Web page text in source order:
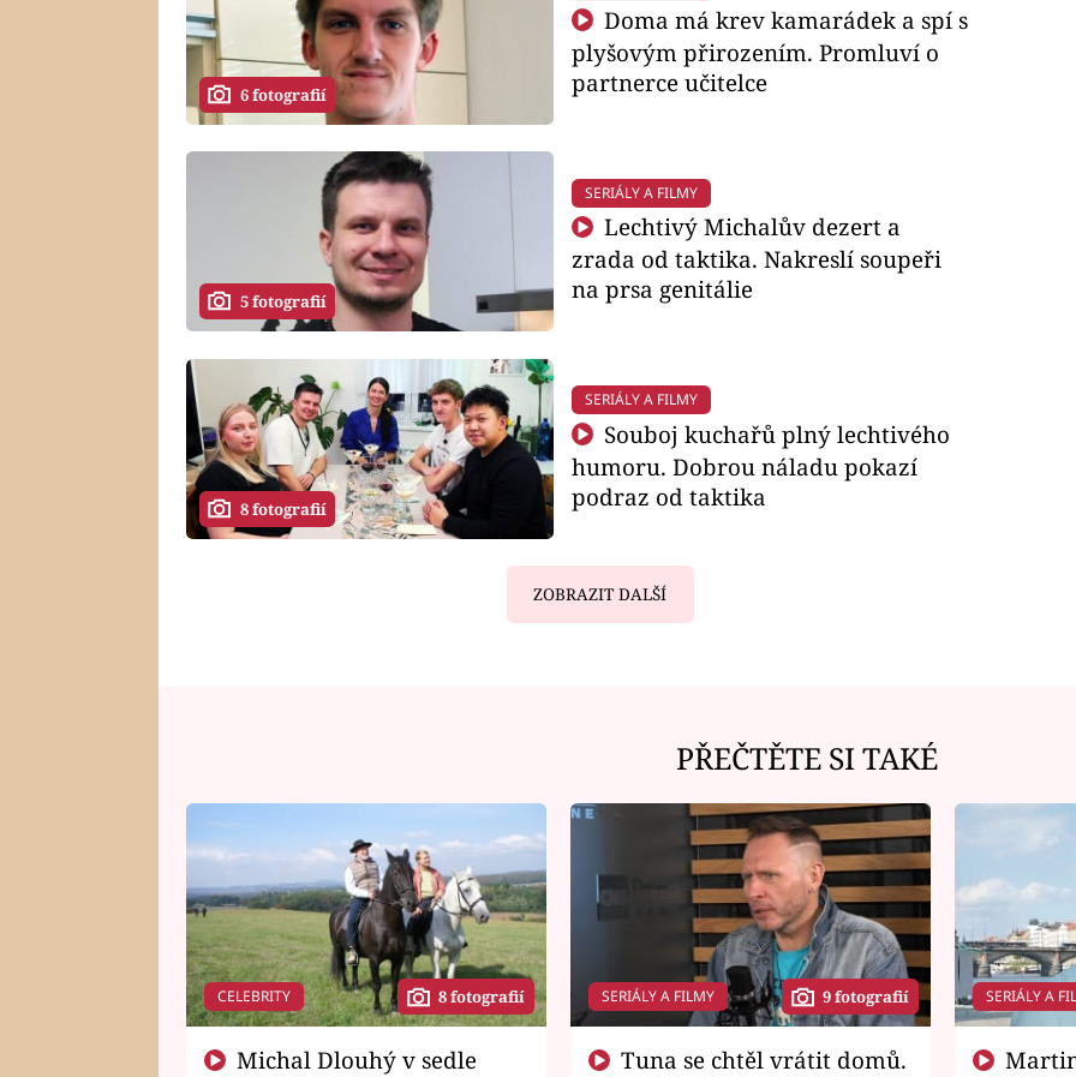
6 fotografií
Doma má krev kamarádek a spí s
plyšovým přirozením. Promluví o
partnerce učitelce
5 fotografií
SERIÁLY A FILMY
Lechtivý Michalův dezert a
zrada od taktika. Nakreslí soupeři
na prsa genitálie
8 fotografií
SERIÁLY A FILMY
Souboj kuchařů plný lechtivého
humoru. Dobrou náladu pokazí
podraz od taktika
ZOBRAZIT DALŠÍ
PŘEČTĚTE SI TAKÉ
CELEBRITY 8 fotografií SERIÁLY A FILMY 9 fotografií SERIÁLY A